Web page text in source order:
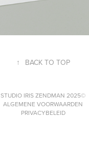
↑ BACK TO TOP
STUDIO IRIS ZENDMAN 2025©
ALGEMENE VOORWAARDEN
PRIVACYBELEID